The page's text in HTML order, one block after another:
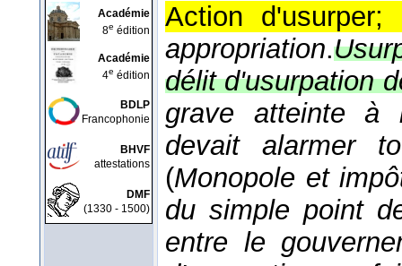
Académie
8e édition
Académie
4e édition
BDLP
Francophonie
BHVF
attestations
DMF
(1330 - 1500)
Action
appropriation.
délit d'usurpation
grave atteinte à
devait alarmer
(Monopole et
du simple point
entre le